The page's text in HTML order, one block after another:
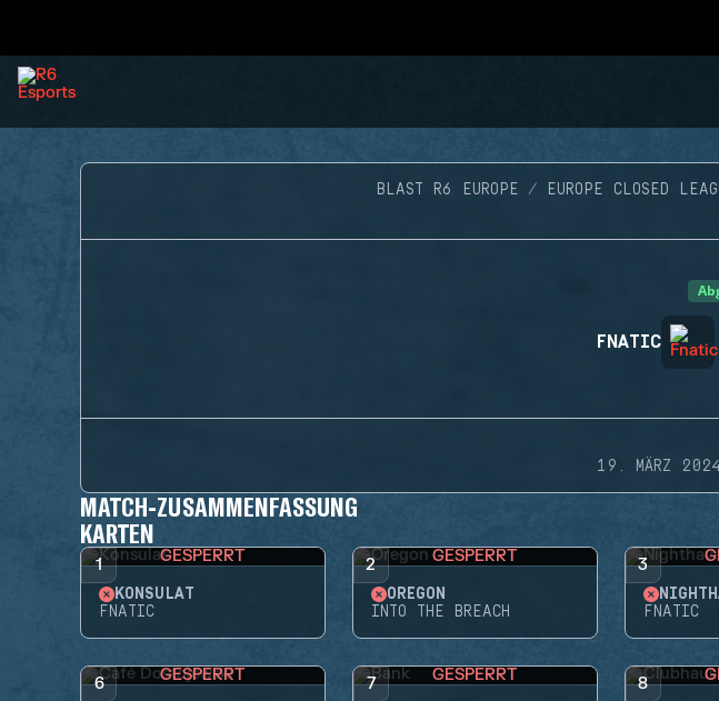
BLAST R6 EUROPE EUROPE CLOSED
FNATIC
19. MÄRZ
MATCH-ZUSAMMENFASSUNG
KARTEN
1 GESPERRT
KONSULAT
FNATIC
2 GESPERRT
OREGON
INTO THE BREACH
3
FNATIC
6 GESPERRT 7 GESPERRT 8